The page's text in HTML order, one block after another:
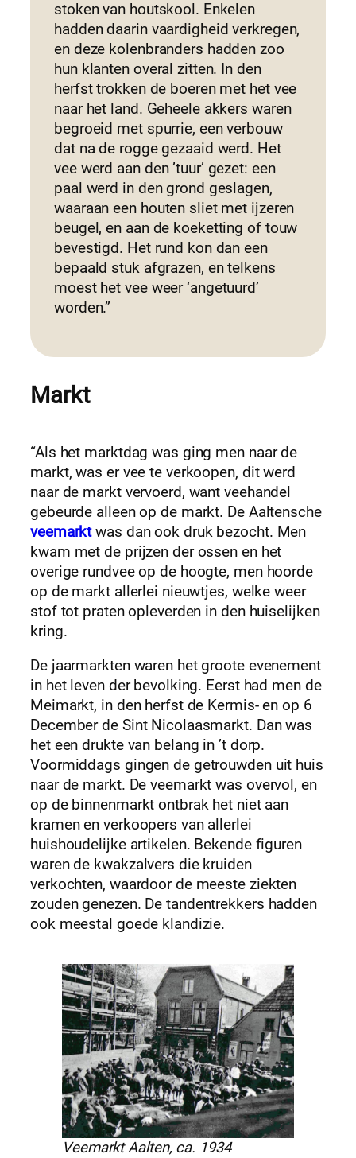
stoken van houtskool. Enkelen
hadden daarin vaardigheid verkregen,
en deze kolenbranders hadden zoo
hun klanten overal zitten. In den
herfst trokken de boeren met het vee
naar het land. Geheele akkers waren
begroeid met spurrie, een verbouw
dat na de rogge gezaaid werd. Het
vee werd aan den ’tuur’ gezet: een
paal werd in den grond geslagen,
waaraan een houten sliet met ijzeren
beugel, en aan de koeketting of touw
bevestigd. Het rund kon dan een
bepaald stuk afgrazen, en telkens
moest het vee weer ‘angetuurd’
worden.”
Markt
“Als het marktdag was ging men naar de
markt, was er vee te verkoopen, dit werd
naar de markt vervoerd, want veehandel
gebeurde alleen op de markt. De Aaltensche
veemarktwas dan ook druk bezocht. Men
kwam met de prijzen der ossen en het
overige rundvee op de hoogte, men hoorde
op de markt allerlei nieuwtjes, welke weer
stof tot praten opleverden in den huiselijken
kring.
De jaarmarkten waren het groote evenement
in het leven der bevolking. Eerst had men de
Meimarkt, in den herfst de Kermis- en op 6
December de Sint Nicolaasmarkt. Dan was
het een drukte van belang in ’t dorp.
Voormiddags gingen de getrouwden uit huis
naar de markt. De veemarkt was overvol, en
op de binnenmarkt ontbrak het niet aan
kramen en verkoopers van allerlei
huishoudelijke artikelen. Bekende figuren
waren de kwakzalvers die kruiden
verkochten, waardoor de meeste ziekten
zouden genezen. De tandentrekkers hadden
ook meestal goede klandizie.
Veemarkt Aalten, ca. 1934